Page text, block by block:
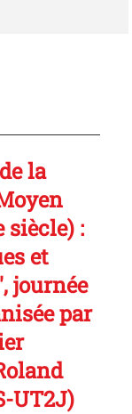
la
siècle) :
et
journée
par
UT2J)